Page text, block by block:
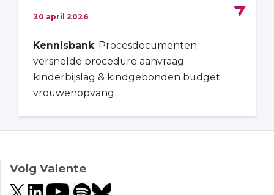
20 april 2026
Kennisbank: Procesdocumenten:
versnelde procedure aanvraag
kinderbijslag & kindgebonden budget
vrouwenopvang
Volg Valente